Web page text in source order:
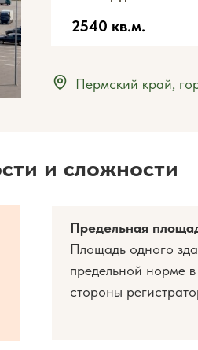
Пермский край,
2540 кв.м.
и сложности
Предельная
Площадь одного
предельной норме
стороны